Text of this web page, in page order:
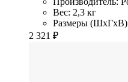
Вес: 2,3 кг
Размеры
2 321 ₽